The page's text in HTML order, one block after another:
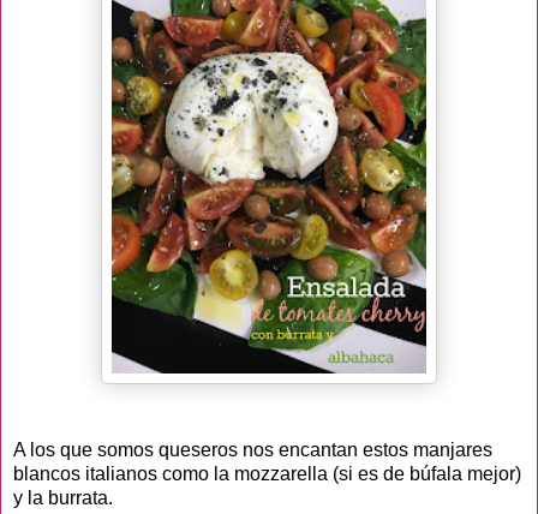
A los que somos queseros nos encantan estos manjares
blancos italianos como la mozzarella (si es de búfala mejor)
y la burrata.